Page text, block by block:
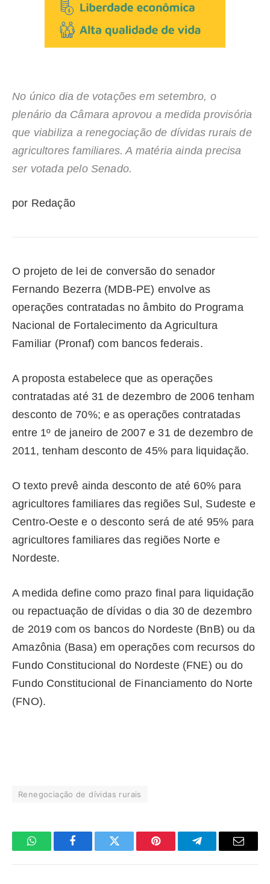
No único dia de votações em setembro, o
plenário da Câmara aprovou a medida provisória
que viabiliza a renegociação de dívidas rurais de
agricultores familiares. A matéria ainda precisa
ser votada pelo Senado.
por Redação
O projeto de lei de conversão do senador
Fernando Bezerra (MDB-PE) envolve as
operações contratadas no âmbito do Programa
Nacional de Fortalecimento da Agricultura
Familiar (Pronaf) com bancos federais.
A proposta estabelece que as operações
contratadas até 31 de dezembro de 2006 tenham
desconto de 70%; e as operações contratadas
entre 1º de janeiro de 2007 e 31 de dezembro de
2011, tenham desconto de 45% para liquidação.
O texto prevê ainda desconto de até 60% para
agricultores familiares das regiões Sul, Sudeste e
Centro-Oeste e o desconto será de até 95% para
agricultores familiares das regiões Norte e
Nordeste.
A medida define como prazo final para liquidação
ou repactuação de dívidas o dia 30 de dezembro
de 2019 com os bancos do Nordeste (BnB) ou da
Amazônia (Basa) em operações com recursos do
Fundo Constitucional do Nordeste (FNE) ou do
Fundo Constitucional de Financiamento do Norte
(FNO).
Renegociação de dívidas rurais
WhatsAppFacebookTwitter Pinterest TelegramaE-